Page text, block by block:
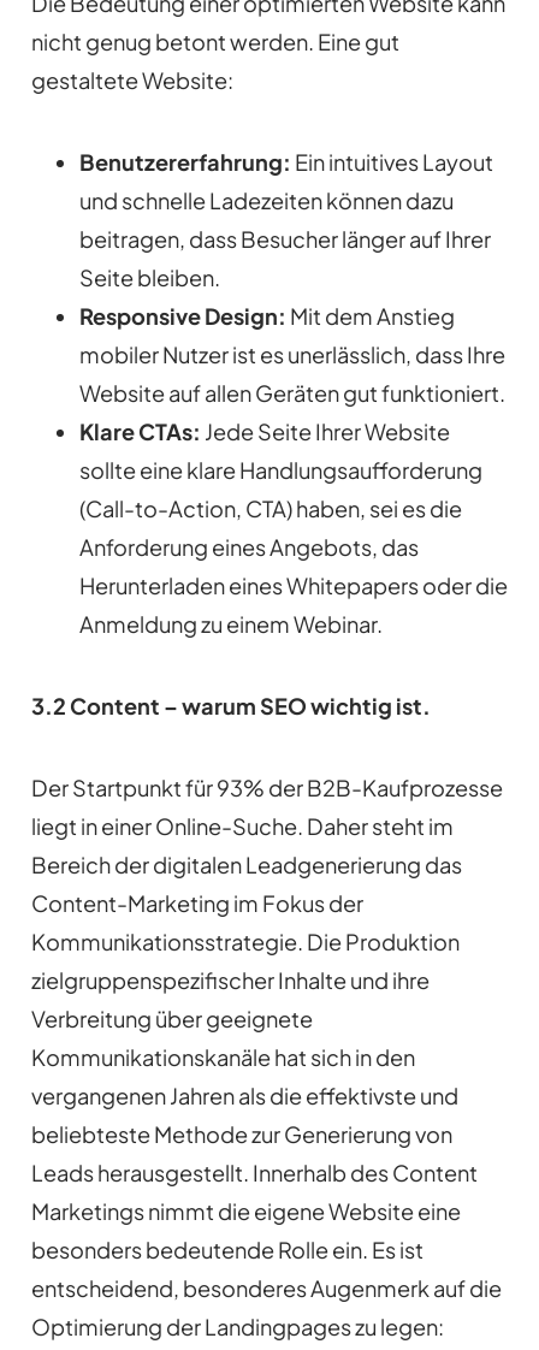
nicht genug betont werden. Eine gut
gestaltete Website:
Benutzererfahrung: Ein intuitives Layout
und schnelle Ladezeiten können dazu
beitragen, dass Besucher länger auf Ihrer
Seite bleiben.
Responsive Design: Mit dem Anstieg
mobiler Nutzer ist es unerlässlich, dass Ihre
Website auf allen Geräten gut funktioniert.
Klare CTAs: Jede Seite Ihrer Website
sollte eine klare Handlungsaufforderung
(Call-to-Action, CTA) haben, sei es die
Anforderung eines Angebots, das
Herunterladen eines Whitepapers oder die
Anmeldung zu einem Webinar.
3.2 Content – warum SEO wichtig ist.
Der Startpunkt für 93% der B2B-Kaufprozesse
liegt in einer Online-Suche. Daher steht im
Bereich der digitalen Leadgenerierung das
Content-Marketing im Fokus der
Kommunikationsstrategie. Die Produktion
zielgruppenspezifischer Inhalte und ihre
Verbreitung über geeignete
Kommunikationskanäle hat sich in den
vergangenen Jahren als die effektivste und
beliebteste Methode zur Generierung von
Leads herausgestellt. Innerhalb des Content
Marketings nimmt die eigene Website eine
besonders bedeutende Rolle ein. Es ist
entscheidend, besonderes Augenmerk auf die
Optimierung der Landingpages zu legen: